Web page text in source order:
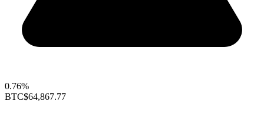
0.76%
BTC$64,867.77